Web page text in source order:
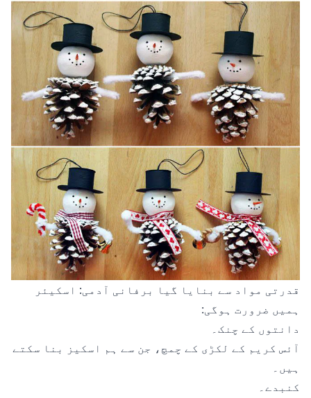
قدرتی مواد سے بنایا گیا برفانی آدمی: اسکیئر
ہمیں ضرورت ہوگی:
دانتوں کے چنک۔
آئس کریم کے لکڑی کے چمچ، جن سے ہم اسکیز بنا سکتے
ہیں۔
کنبدے۔